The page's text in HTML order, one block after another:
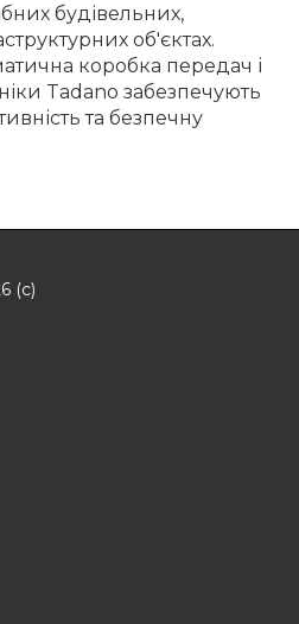
будівельних,
об'єктах.
коробка передач і
Tadano забезпечують
та безпечну
(с)